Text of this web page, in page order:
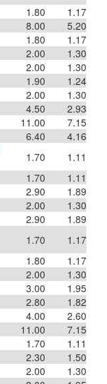
1.80
1.17
8.00
5.20
1.80
1.17
2.00
1.30
2.00
1.30
1.90
1.24
2.00
1.30
4.50
2.93
11.00
7.15
6.40
4.16
1.70
1.11
1.70
1.11
2.90
1.89
2.00
1.30
2.90
1.89
1.70
1.17
1.80
1.17
2.00
1.30
3.00
1.95
2.80
1.82
4.00
2.60
11.00
7.15
1.70
1.11
2.30
1.50
2.00
1.30